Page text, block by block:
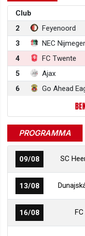
Club
2
Feyenoord
3
NEC
4
FC Twente
5
Ajax
6
Go Ahead
PROGRAMMA
09/08 SC
13/08
16/08